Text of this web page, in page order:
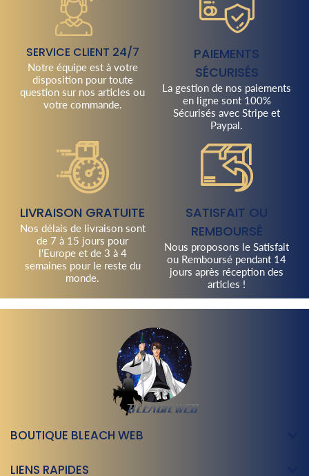
SERVICE CLIENT 24/7
Notre équipe est à votre
disposition pour toute
question sur nos articles ou
votre commande.
PAIEMENTS
SÉCURISÉS
La gestion de nos paiements
en ligne sont 100%
Sécurisés avec Stripe et
Paypal.
LIVRAISON GRATUITE
Nos délais de livraison sont
de 7 à 15 jours pour
l'Europe et de 3 à 4
semaines pour le reste du
monde.
SATISFAIT OU
REMBOURSÉ
Nous proposons le Satisfait
ou Remboursé pendant 14
jours après réception des
articles !
BOUTIQUE BLEACH WEB
LIENS RAPIDES